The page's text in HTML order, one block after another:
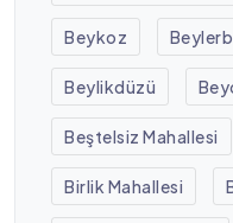
Beykoz
Beylikdüzü
Beştelsiz Mahallesi
Birlik Mahallesi